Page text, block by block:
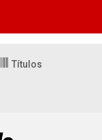
Títulos